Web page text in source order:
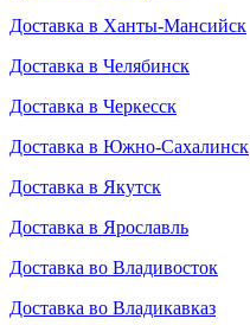
Доставка в Ханты-Мансийск
Доставка в Челябинск
Доставка в Черкесск
Доставка в Южно-Сахалинск
Доставка в Якутск
Доставка в Ярославль
Доставка во Владивосток
Доставка во Владикавказ